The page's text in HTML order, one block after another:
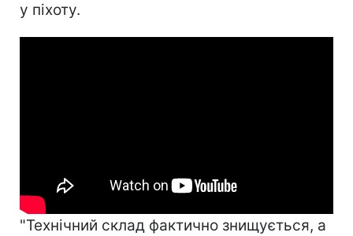
у піхоту.
"Технічний склад фактично знищується, а